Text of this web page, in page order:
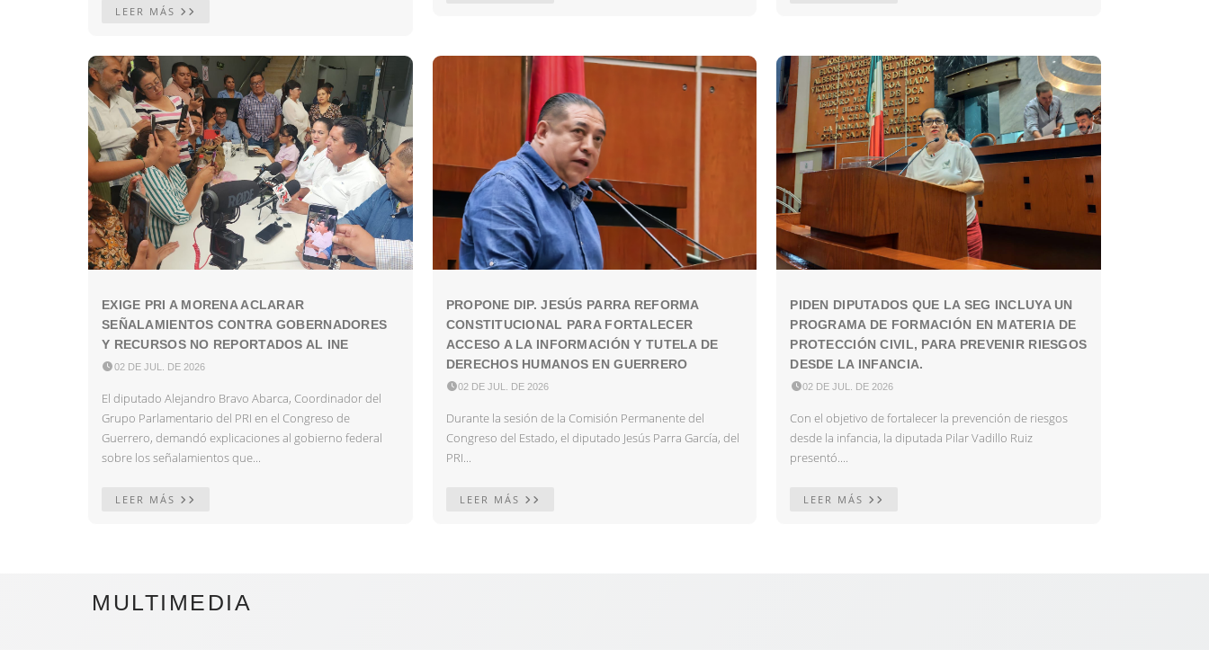
LEER MÁS
EXIGE PRI A MORENA ACLARAR
SEÑALAMIENTOS CONTRA GOBERNADORES
Y RECURSOS NO REPORTADOS AL INE
02 DE JUL. DE 2026
El diputado Alejandro Bravo Abarca, Coordinador del
Grupo Parlamentario del PRI en el Congreso de
Guerrero, demandó explicaciones al gobierno federal
sobre los señalamientos que...
LEER MÁS
PROPONE DIP. JESÚS PARRA REFORMA
CONSTITUCIONAL PARA FORTALECER
ACCESO A LA INFORMACIÓN Y TUTELA DE
DERECHOS HUMANOS EN GUERRERO
02 DE JUL. DE 2026
Durante la sesión de la Comisión Permanente del
Congreso del Estado, el diputado Jesús Parra García, del
PRI...
LEER MÁS
PIDEN DIPUTADOS QUE LA SEG INCLUYA UN
PROGRAMA DE FORMACIÓN EN MATERIA DE
PROTECCIÓN CIVIL, PARA PREVENIR RIESGOS
DESDE LA INFANCIA.
02 DE JUL. DE 2026
Con el objetivo de fortalecer la prevención de riesgos
desde la infancia, la diputada Pilar Vadillo Ruiz
presentó....
LEER MÁS
MULTIMEDIA